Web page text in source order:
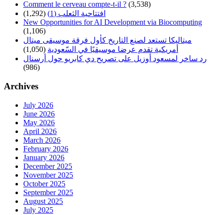
Comment le cerveau compte-t-il ? (3,538)
افتتاحية الثعلب (1)
(1,292)
New Opportunities for AI Development via Biocomputing
(1,106)
ميتاليكا تستعد لصنع التاريخ كأول فرقة موسيقى ميتال
أمريكية تقدم عرضا موسيقيًا في السّعودية (1,050)
رد ساخر لمسعود أوزيل على تصريح دي كابريو حول أرسنال
(986)
Archives
July 2026
June 2026
May 2026
April 2026
March 2026
February 2026
January 2026
December 2025
November 2025
October 2025
September 2025
August 2025
July 2025